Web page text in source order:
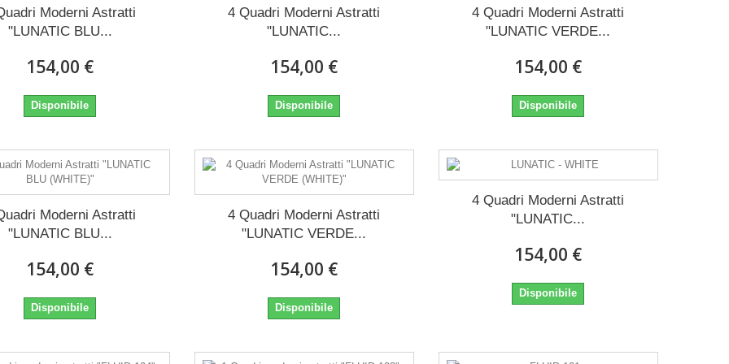
Moderni Astratti
"LUNATIC BLU...
154,00 €
Disponibile
4 Quadri Moderni Astratti
"LUNATIC...
154,00 €
Disponibile
4 Quadri Moderni Astratti
"LUNATIC VERDE...
154,00 €
Disponibile
Moderni Astratti
"LUNATIC BLU...
154,00 €
Disponibile
4 Quadri Moderni Astratti
"LUNATIC VERDE...
154,00 €
Disponibile
4 Quadri Moderni Astratti
"LUNATIC...
154,00 €
Disponibile